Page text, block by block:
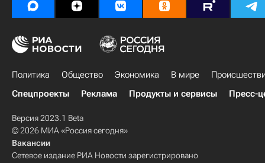
Политика Общество Экономика В мире
Спецпроекты
Реклама Продукты и сервисы Пресс-
Версия 2023.1 Beta
© 2026 МИА «Россия сегодня»
Вакансии
Сетевое издание РИА Новости зарегистрировано